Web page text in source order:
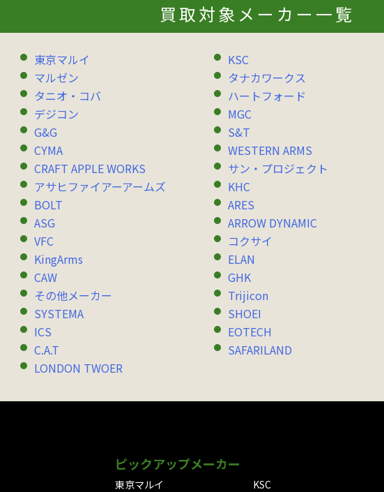
買取対象メーカー一覧
東京マルイ KSC
マルゼン
タナカワークス
タニオ・コバ
ハートフォード
デジコン
MGC
G&G
S&T
CYMA
WESTERN ARMS
CRAFT APPLE WORKS
サン・プロジェクト
アサヒファイアーアームズ
KHC
BOLT
ARES
ASG
ARROW DYNAMIC
VFC
コクサイ
KingArms
ELAN
CAW
GHK
その他メーカー
Trijicon
SYSTEMA
SHOEI
ICS
EOTECH
C.A.T
SAFARILAND
LONDON TWOER
ピックアップメーカー
東京マルイ KSC